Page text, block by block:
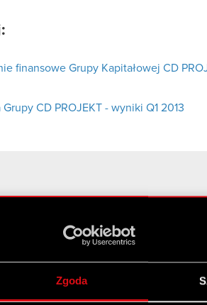
Zgoda
finansowe Grupy Kapitałowej CD
CD PROJEKT - wyniki Q1 2013